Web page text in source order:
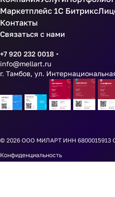
Маркетплейс 1С Битрикс
Контакты
Связаться с нами
+7 920 232 0018
info@mellart.ru
г. Тамбов, ул.
© 2026 ООО МИЛАРТ ИНН 6800015913
Конфиденциальность